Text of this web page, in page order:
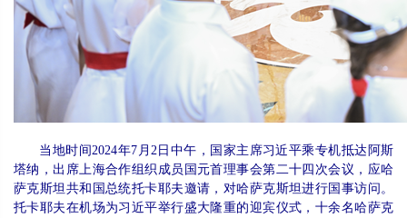
当地时间2024年7月2日中午，国家主席习近平乘专机抵达阿斯
塔纳，出席上海合作组织成员国元首理事会第二十四次会议，应哈
萨克斯坦共和国总统托卡耶夫邀请，对哈萨克斯坦进行国事访问。
托卡耶夫在机场为习近平举行盛大隆重的迎宾仪式，十余名哈萨克